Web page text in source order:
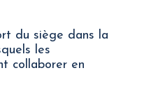
du siège dans la
les
collaborer en